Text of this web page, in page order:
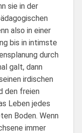
sie in der
also in einer
bis in intimste
durch
galt, dann
irdischen
den freien
Leben jedes
Boden. Wenn
immer